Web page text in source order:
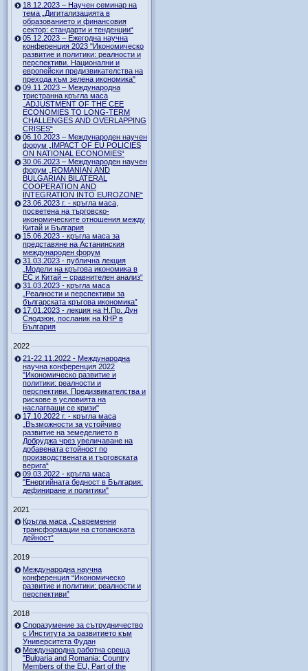
18.12.2023 – Научен семинар на
тема „Дигитализацията в
образованието и финансовия
сектор: стандарти и тенденции“
05.12.2023 – Ежегодна научна
конференция 2023 "Икономическо
развитие и политики: реалности и
перспективи. Национални и
европейски предизвикателства на
прехода към зелена икономика"
09.11.2023 – Международна
тристранна кръгла маса
„ADJUSTMENT OF THE CEE
ECONOMIES TO LONG-TERM
CHALLENGES AND OVERLAPPING
CRISES“
06.10.2023 – Международен научен
форум „IMPACT OF EU POLICIES
ON NATIONAL ECONOMIES“
30.06.2023 – Международен научен
форум „ROMANIAN AND
BULGARIAN BILATERAL
COOPERATION AND
INTEGRATION INTO EUROZONE“
23.06.2023 г. - кръгла маса,
посветена на търговско-
икономическите отношения между
Китай и България
15.06.2023 - кръгла маса за
представяне на Астанинския
международен форум
31.03.2023 - публична лекция
„Модели на кръгова икономика в
ЕС и Китай – сравнителен анализ“
31.03.2023 - кръгла маса
„Реалности и перспективи за
българската кръгова икономика”
17.01.2023 - лекция на Н.Пр. Дун
Сяодзюн, посланик на КНР в
България
2022
21-22.11.2022 - Международна
научна конференция 2022
"Икономическо развитие и
политики: реалности и
перспективи. Предизвикателства и
рискове в условията на
наслагващи се кризи"
17.10.2022 г. - кръгла маса
„Възможности за устойчиво
развитие на земеделието в
Добруджа чрез увеличаване на
добавената стойност по
производствената и търговската
верига“
09.03.2022 - кръгла маса
"Енергийната бедност в България:
дефиниране и политики"
2021
Кръгла маса „Съвременни
трансформации на стопанската
дейност”
2019
Международна научна
конференция “Икономическо
развитие и политики: реалности и
перспективи”
2018
Споразумение за сътрудничество
с Института за развитието към
Университета Фудан
Международна работна среща
"Bulgaria and Romania: Country
Members of the EU, Part of the